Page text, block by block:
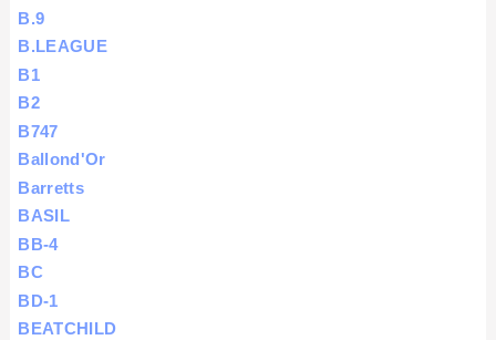
B.9
B.LEAGUE
B1
B2
B747
Ballond'Or
Barretts
BASIL
BB-4
BC
BD-1
BEATCHILD